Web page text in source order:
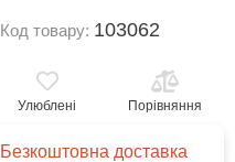
Код товару: 103062
Улюблені Порівняння
Безкоштовна доставка